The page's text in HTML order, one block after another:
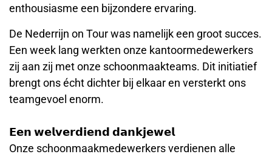
enthousiasme een bijzondere ervaring.
De Nederrijn on Tour was namelijk een groot succes.
Een week lang werkten onze kantoormedewerkers
zij aan zij met onze schoonmaakteams. Dit initiatief
brengt ons écht dichter bij elkaar en versterkt ons
teamgevoel enorm.
𝗘𝗲𝗻 𝘄𝗲𝗹𝘃𝗲𝗿𝗱𝗶𝗲𝗻𝗱 𝗱𝗮𝗻𝗸𝗷𝗲𝘄𝗲𝗹
Onze schoonmaakmedewerkers verdienen alle